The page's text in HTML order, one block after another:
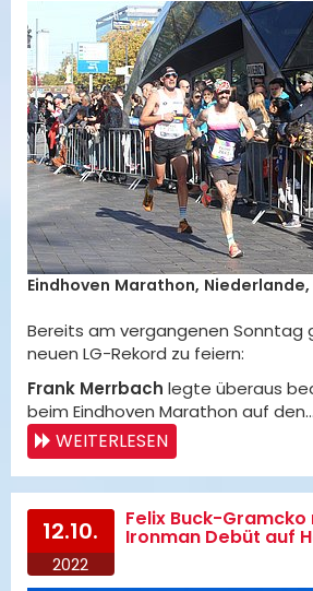
Eindhoven Marathon, Niederlande,
Bereits am vergangenen Sonntag
neuen LG-Rekord zu feiern:
Frank Merrbach legte überaus
beim Eindhoven Marathon auf den…
WEITERLESEN
12.10.
2022
Felix Buck-
Ironman Debüt auf